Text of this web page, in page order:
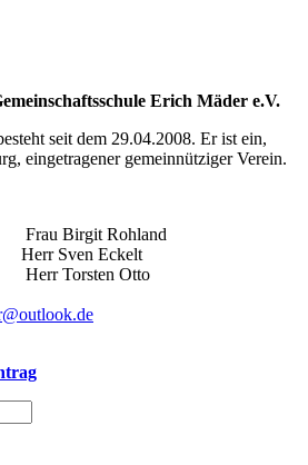
Erich Mäder e.V.
seit dem 29.04.2008. Er ist ein,
eingetragener gemeinnütziger Verein.
Birgit Rohland
Sven Eckelt
Torsten Otto